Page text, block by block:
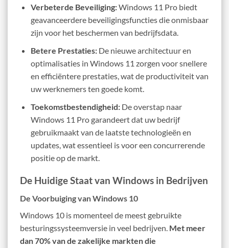
Verbeterde Beveiliging:Windows 11 Pro biedt
geavanceerdere beveiligingsfuncties die onmisbaar
zijn voor het beschermen van bedrijfsdata.
Betere Prestaties:De nieuwe architectuur en
optimalisaties in Windows 11 zorgen voor snellere
en efficiëntere prestaties, wat de productiviteit van
uw werknemers ten goede komt.
Toekomstbestendigheid:De overstap naar
Windows 11 Pro garandeert dat uw bedrijf
gebruikmaakt van de laatste technologieën en
updates, wat essentieel is voor een concurrerende
positie op de markt.
De Huidige Staat van Windows in Bedrijven
De Voorbuiging van Windows 10
Windows 10 is momenteel de meest gebruikte
besturingssysteemversie in veel bedrijven. Met meer
dan 70% van de zakelijke markten die